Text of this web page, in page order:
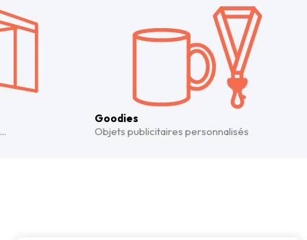
Goodies
Objets publicitaires personnalisés